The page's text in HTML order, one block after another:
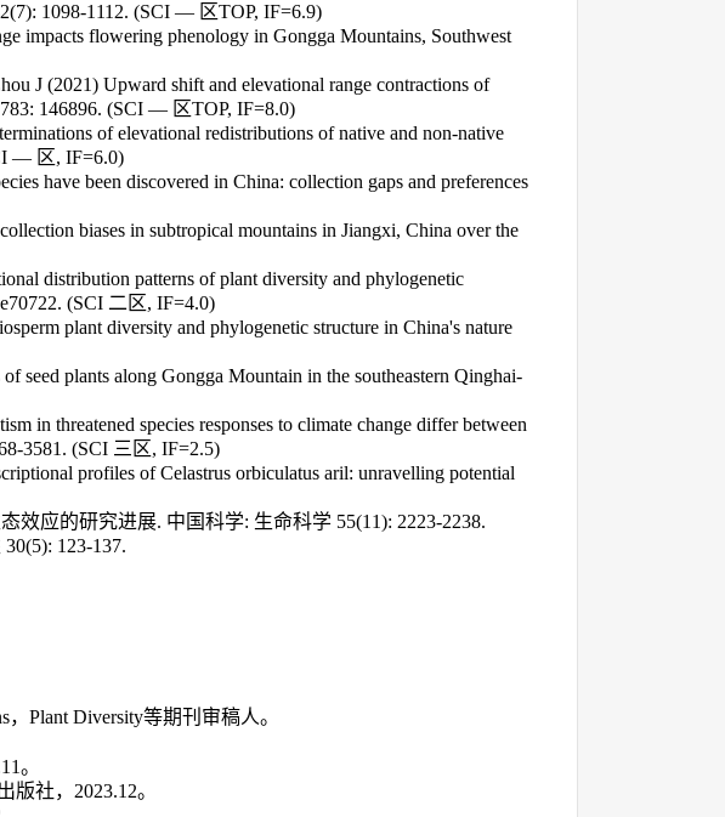
1098-1 112. (SCI — 区TOP, IF=6.9)
impacts flowering phenology in Gongga Mountains, Southwest
J (2021) Upward shift and elevational range contractions of
146896. (SCI — 区TOP, IF=8.0)
of elevational redistributions of native and non-native
— 区, IF=6.0)
have been discovered in China: collection gaps and preferences
biases in subtropical mountains in Jiangxi, China over the
distribution patterns of plant diversity and phylogenetic
(SCI 二区, IF=4.0)
plant diversity and phylogenetic structure in China's nature
plants along Gongga Mountain in the southeastern Qinghai-
in threatened species responses to climate change differ between
3581. (SCI 三区, IF=2.5)
profiles of Celastrus orbiculatus aril: unravelling potential
效应的研究进展. 中国科学: 生命科学 55(11): 2223-2238.
30(5): 123-137.
， Plant Diversity等期刊审稿人。
。
版社， 2023.12。